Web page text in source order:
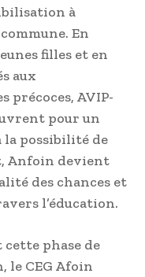
à
En
filles et en
aux
précoces, AVIP-
pour un
la possibilité de
Anfoin devient
des chances et
l’éducation.
phase de
le CEG Afoin